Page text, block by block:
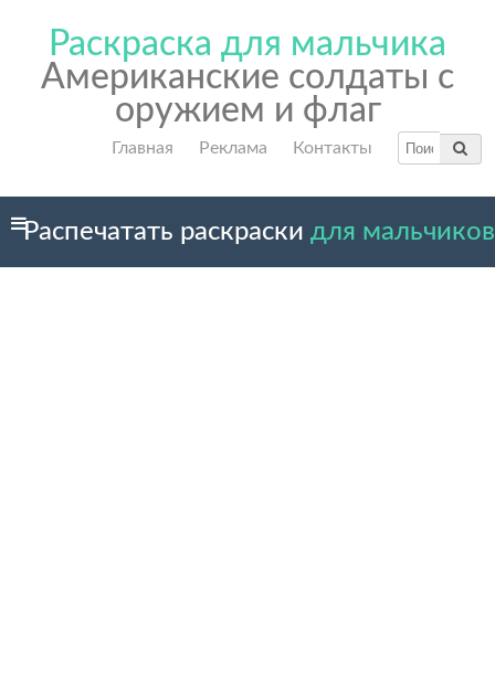
Раскраска для мальчика
Американские солдаты с
оружием и флаг
Главная Реклама Контакты
Распечатать раскраски для мальчиков